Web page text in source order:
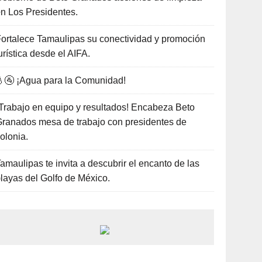
Los Presidentes.
Tamaulipas su conectividad y promoción
desde el AIFA.
¡Agua para la Comunidad!
en equipo y resultados! Encabeza Beto
mesa de trabajo con presidentes de
te invita a descubrir el encanto de las
del Golfo de México.